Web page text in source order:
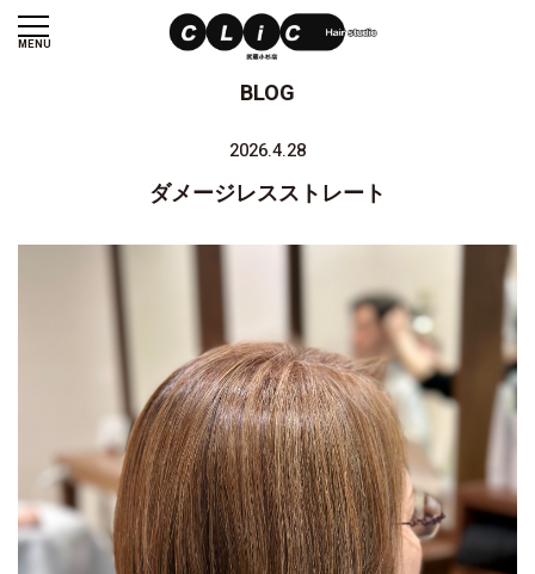
MENU
BLOG
2026.4.28
ダメージレスストレート